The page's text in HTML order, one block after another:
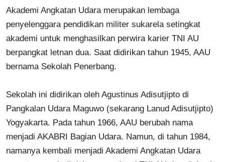
Akademi Angkatan Udara merupakan lembaga
penyelenggara pendidikan militer sukarela setingkat
akademi untuk menghasilkan perwira karier TNI AU
berpangkat letnan dua. Saat didirikan tahun 1945, AAU
bernama Sekolah Penerbang.
Sekolah ini didirikan oleh Agustinus Adisutjipto di
Pangkalan Udara Maguwo (sekarang Lanud Adisutjipto)
Yogyakarta. Pada tahun 1966, AAU berubah nama
menjadi AKABRI Bagian Udara. Namun, di tahun 1984,
namanya kembali menjadi Akademi Angkatan Udara